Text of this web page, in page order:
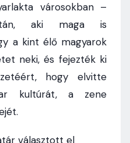
városokban –
aki maga is
a kint élő magyarok
neki, és fejezték ki
hogy elvitte
kultúrát, a zene
választott el